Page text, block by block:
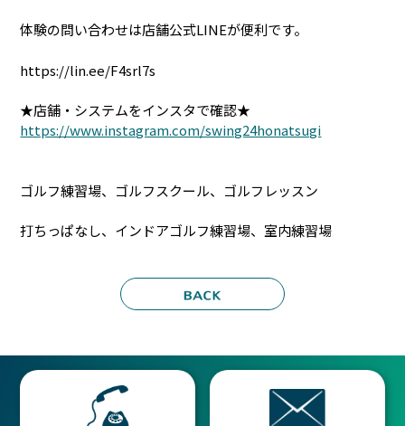
体験の問い合わせは店舗公式LINEが便利です。
https://lin.ee/F4srl7s
★店舗・システムをインスタで確認★
https://www.instagram.com/swing24honatsugi
ゴルフ練習場、ゴルフスクール、ゴルフレッスン
打ちっぱなし、インドアゴルフ練習場、室内練習場